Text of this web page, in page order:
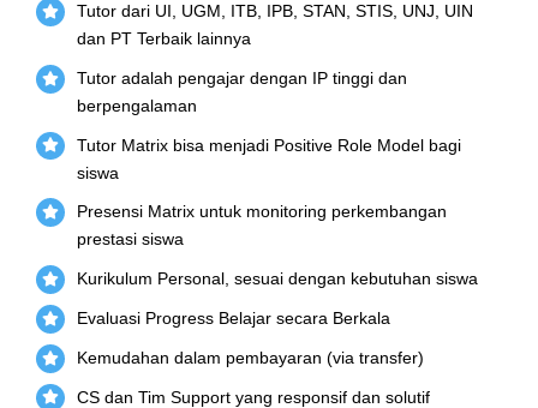
Tutor dari UI, UGM, ITB, IPB, STAN, STIS, UNJ, UIN
dan PT Terbaik lainnya
Tutor adalah pengajar dengan IP tinggi dan
berpengalaman
Tutor Matrix bisa menjadi Positive Role Model bagi
siswa
Presensi Matrix untuk monitoring perkembangan
prestasi siswa
Kurikulum Personal, sesuai dengan kebutuhan siswa
Evaluasi Progress Belajar secara Berkala
Kemudahan dalam pembayaran (via transfer)
CS dan Tim Support yang responsif dan solutif